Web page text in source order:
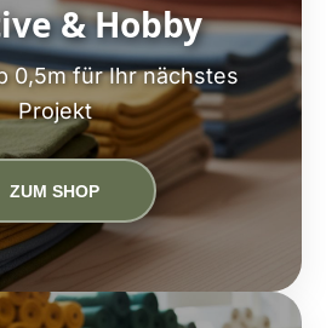
& Hobby
0,5m für Ihr nächstes
Projekt
ZUM SHOP